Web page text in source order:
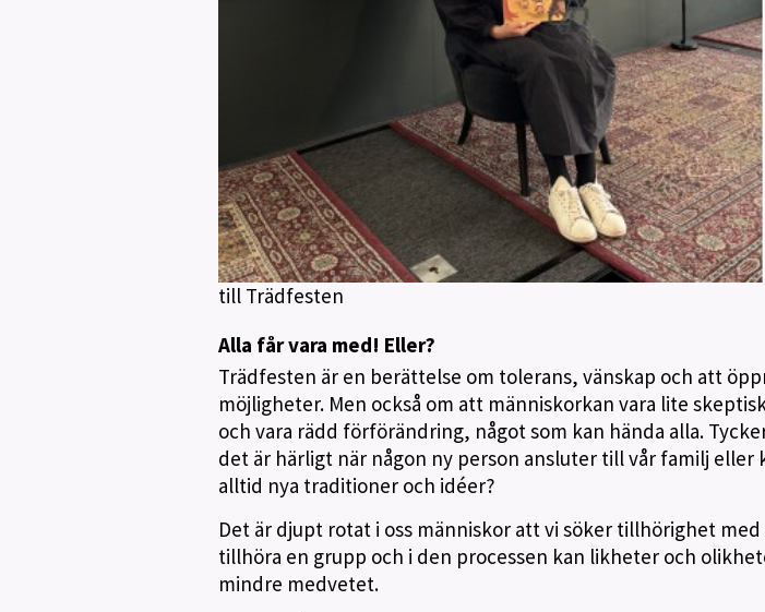
till Trädfesten
Alla får vara med! Eller?
Trädfesten är en berättelse om tolerans, vänskap och att
möjligheter. Men också om att människorkan vara lite
och vara rädd förförändring, något som kan hända alla.
det är härligt när någon ny person ansluter till vår familj eller
alltid nya traditioner och idéer?
Det är djupt rotat i oss människor att vi söker tillhörighet
tillhöra en grupp och i den processen kan likheter och
mindre medvetet.